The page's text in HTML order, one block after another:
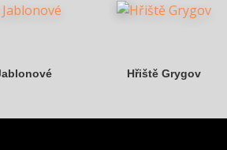
Hřiště Grygov